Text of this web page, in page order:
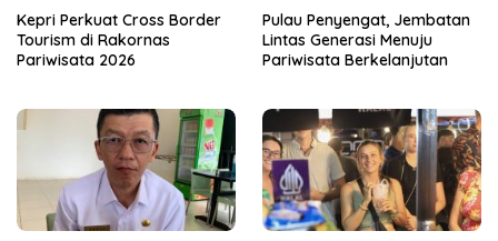
Kepri Perkuat Cross Border
Tourism di Rakornas
Pariwisata 2026
Pulau Penyengat, Jembatan
Lintas Generasi Menuju
Pariwisata Berkelanjutan